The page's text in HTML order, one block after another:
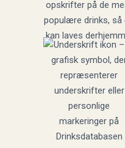
opskrifter på de
populære drinks, så
kan laves